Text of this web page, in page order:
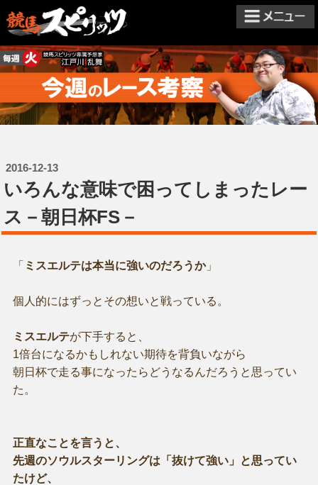
2016-12-13
いろんな意味で困ってしまったレー
ス－朝日杯FS－
「 ミスエルテは本当に強いのだろうか」
個人的にはずっとその想いと戦っている。
ミスエルテが下手すると、
1倍台になるかもしれない期待を背負いながら
朝日杯で走る事になったらどうなるんだろうと思ってい
た。
正直なことを言うと、
先週のソウルスターリングは「抜けて強い」と思ってい
たけど、